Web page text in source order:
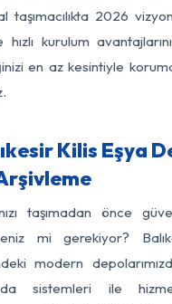
taşımacılıkta 2026
kurulum
en az kesintiyle
Kilis Eşya
taşımadan önce
mi gerekiyor?
modern
sistemleri ile